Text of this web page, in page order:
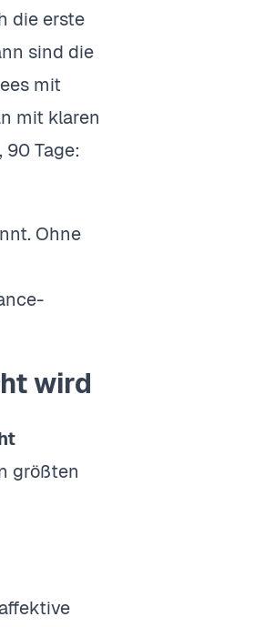
die erste
sind die
mit
mit klaren
Tage:
Ohne
wird
größten